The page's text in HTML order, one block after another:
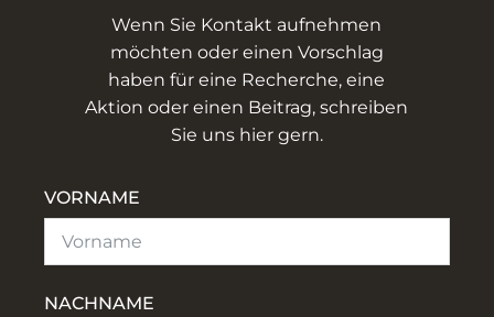
Wenn Sie Kontakt aufnehmen
möchten oder einen Vorschlag
haben für eine Recherche, eine
Aktion oder einen Beitrag, schreiben
Sie uns hier gern.
VORNAME
NACHNAME